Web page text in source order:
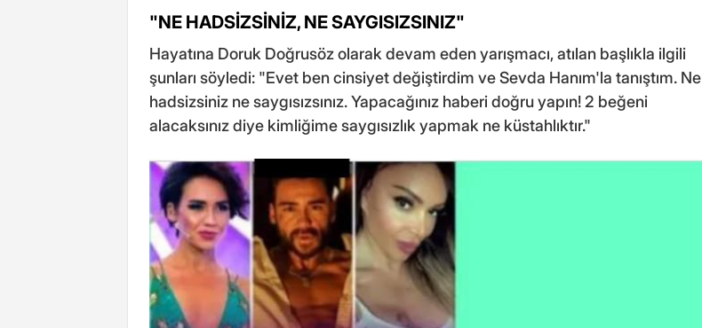
"NE HADSİZSİNİZ, NE SAYGISIZSINIZ"
Hayatına Doruk Doğrusöz olarak devam eden yarışmacı, atılan başlıkla ilgili
şunları söyledi: "Evet ben cinsiyet değiştirdim ve Sevda Hanım'la tanıştım. Ne
hadsizsiniz ne saygısızsınız. Yapacağınız haberi doğru yapın! 2 beğeni
alacaksınız diye kimliğime saygısızlık yapmak ne küstahlıktır."